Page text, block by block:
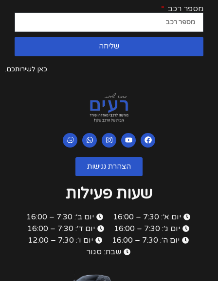
מספר רכב
שליחה
כאן לשירותכם.
הצהרת נגישות
שעות פעילות
יום א׳: 7:30 – 16:00
יום ב׳: 7:30 – 16:00
יום ג׳: 7:30 – 16:00
יום ד׳: 7:30 – 16:00
יום ה׳: 7:30 – 16:00
יום ו׳: 7:30 – 12:00
שבת: סגור